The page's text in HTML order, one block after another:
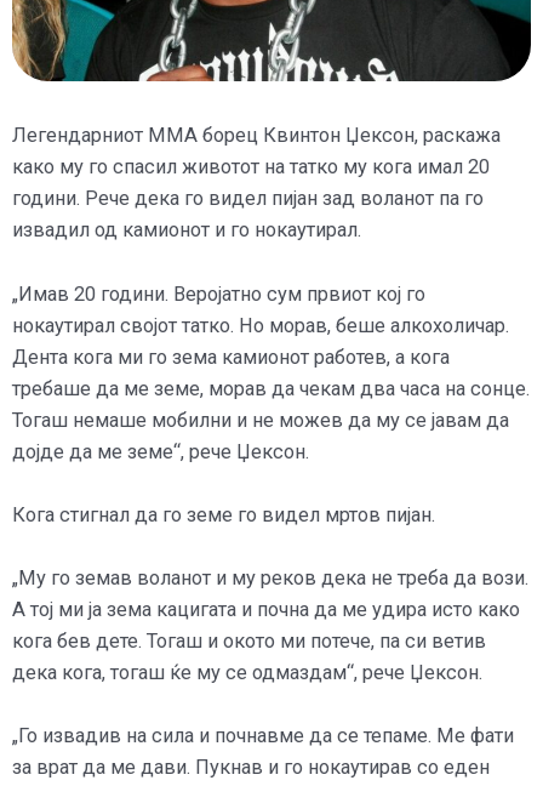
Легендарниот ММА борец Квинтон Џексон, раскажа
како му го спасил животот на татко му кога имал 20
години. Рече дека го видел пијан зад воланот па го
извадил од камионот и го нокаутирал.
„Имав 20 години. Веројатно сум првиот кој го
нокаутирал својот татко. Но морав, беше алкохоличар.
Дента кога ми го зема камионот работев, а кога
требаше да ме земе, морав да чекам два часа на сонце.
Тогаш немаше мобилни и не можев да му се јавам да
дојде да ме земе“, рече Џексон.
Кога стигнал да го земе го видел мртов пијан.
„Му го земав воланот и му реков дека не треба да вози.
А тој ми ја зема кацигата и почна да ме удира исто како
кога бев дете. Тогаш и окото ми потече, па си ветив
дека кога, тогаш ќе му се одмаздам“, рече Џексон.
„Го извадив на сила и почнавме да се тепаме. Ме фати
за врат да ме дави. Пукнав и го нокаутирав со еден